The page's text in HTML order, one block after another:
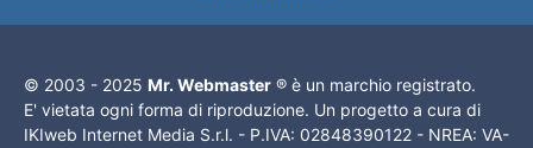
© 2003 - 2025 Mr. Webmaster ® è un marchio registrato.
E' vietata ogni forma di riproduzione. Un progetto a cura di
IKIweb Internet Media S.r.l. - P.IVA: 02848390122 - NREA: VA-